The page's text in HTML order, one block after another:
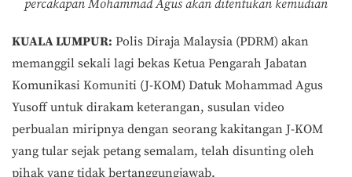
percakapan Mohammad Agus akan ditentukan kemudian
KUALA LUMPUR: Polis Diraja Malaysia (PDRM) akan
memanggil sekali lagi bekas Ketua Pengarah Jabatan
Komunikasi Komuniti (J-KOM) Datuk Mohammad Agus
Yusoff untuk dirakam keterangan, susulan video
perbualan miripnya dengan seorang kakitangan J-KOM
yang tular sejak petang semalam, telah disunting oleh
pihak yang tidak bertanggungjawab.